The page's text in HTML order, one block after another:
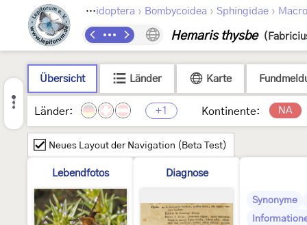
Lepidoptera › Bombycoidea › Sphingidae ›
Hemaris thysbe
Übersicht Länder Karte
Länder: +1 Kontinente: NA
Neues Layout der Navigation (Beta Test)
Lebendfotos Diagnose
Synonyme